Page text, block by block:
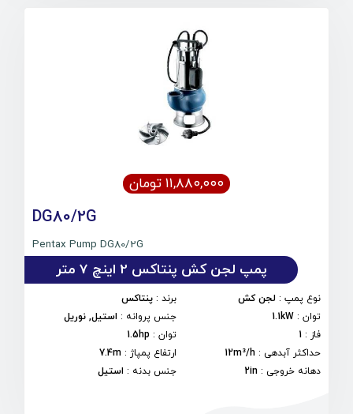
۱۱,۸۸۰,۰۰۰ تومان
DG80/2G
Pentax Pump DG80/2G
پمپ لجن کش پنتاکس 2 اینچ 7 متر
نوع پمپ : لجن کش برند: پنتاکس
توان :
1.1kW جنس پروانه : استیل, نوریل
فاز :
1 توان:
1.5hp
حداکثر آبدهی :
12m³/h ارتفاع پمپاژ :
7.4m
دهانه خروجی :
2in جنس بدنه : استیل